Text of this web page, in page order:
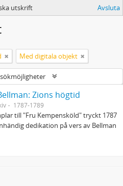
utskrift Avsluta
Med digitala objekt
Zions högtid
1787-1789
till "Fru Kempensköld" tryckt 1787
dedikation på vers av Bellman